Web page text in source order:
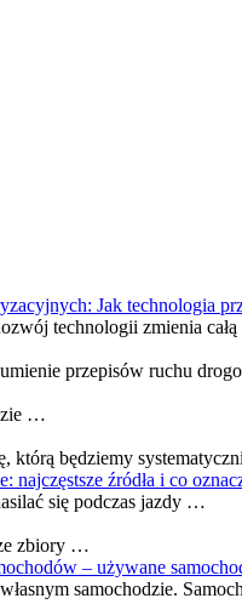
Jak technologia
technologii zmienia
przepisów ruchu
…
którą będziemy
najczęstsze źródła i co
się podczas jazdy …
zbiory …
– używane
samochodzie.